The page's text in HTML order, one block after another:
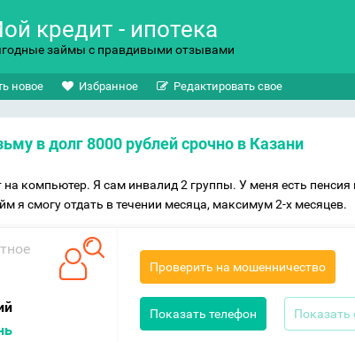
кредит - ипотека
займы с правдивыми отзывами
новое Избранное Редактировать свое
в долг 8000 рублей срочно в Казани
на компьютер. Я сам инвалид 2 группы. У меня есть пенсия
я смогу отдать в течении месяца, максимум 2-х месяцев.
Проверить на мошенничество
Показать телефон Показать